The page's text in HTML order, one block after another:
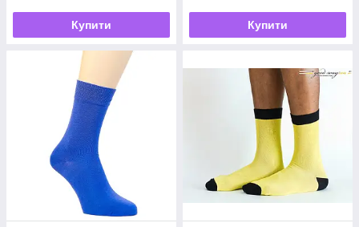
Купити Купити